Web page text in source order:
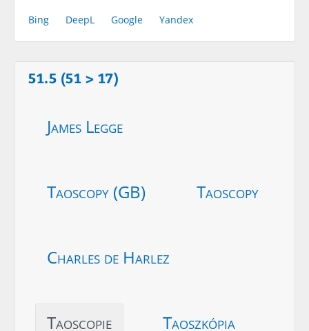
Bing DeepL Google Yandex
51.5 (51 > 17)
James Legge
Taoscopy (GB) Taoscopy
Charles de Harlez
Taoscopie Taoszkópia